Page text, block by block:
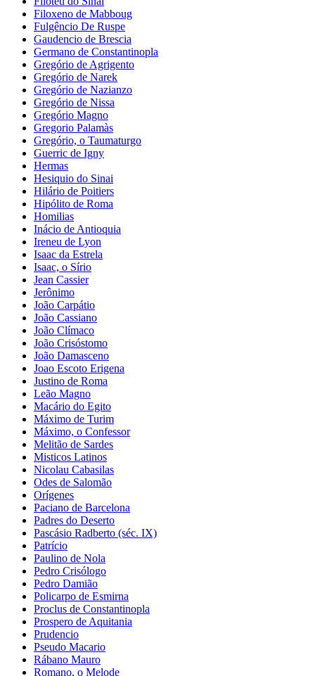
Filoxeno de Mabboug
Fulgêncio De Ruspe
Gaudencio de Brescia
Germano de Constantinopla
Gregório de Agrigento
Gregório de Narek
Gregório de Nazianzo
Gregório de Nissa
Gregório Magno
Gregorio Palamàs
Gregório, o Taumaturgo
Guerric de Igny
Hermas
Hesiquio do Sinai
Hilário de Poitiers
Hipólito de Roma
Homilias
Inácio de Antioquia
Ireneu de Lyon
Isaac da Estrela
Isaac, o Sírio
Jean Cassier
Jerônimo
João Carpátio
João Cassiano
João Clímaco
João Crisóstomo
João Damasceno
Joao Escoto Erigena
Justino de Roma
Leão Magno
Macário do Egito
Máximo de Turim
Máximo, o Confessor
Melitão de Sardes
Misticos Latinos
Nicolau Cabasilas
Odes de Salomão
Orígenes
Paciano de Barcelona
Padres do Deserto
Pascásio Radberto (séc. IX)
Patrício
Paulino de Nola
Pedro Crisólogo
Pedro Damião
Policarpo de Esmirna
Proclus de Constantinopla
Prospero de Aquitania
Prudencio
Pseudo Macario
Rábano Mauro
Romano, o Melode